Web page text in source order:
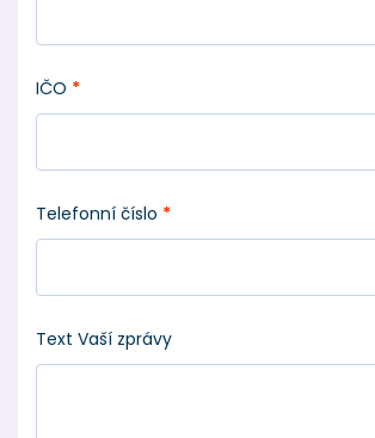
IČO *
Telefonní číslo *
Text Vaší zprávy